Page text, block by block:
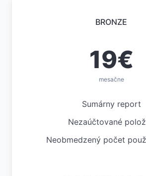
BRONZE
19€
mesačne
Sumárny report
Nezaúčtované
Neobmedzený počet